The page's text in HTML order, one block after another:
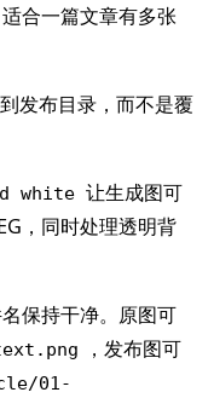
合一篇文章有多张
发布目录，而不是覆
white 让生成图可
，同时处理透明背
保持干净。原图可
，发布图可
01-